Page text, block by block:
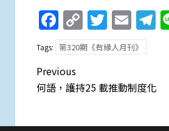
Facebook
Copy
Link
Tags: 第320期《有緣人月刊》
Post
navigation
Previous
何語，護持25 載推動制度化